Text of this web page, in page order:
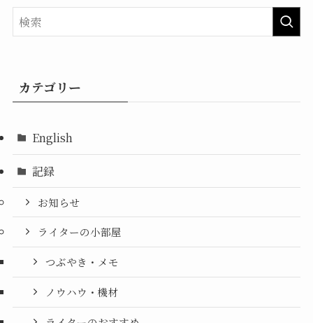
カテゴリー
English
記録
お知らせ
ライターの小部屋
つぶやき・メモ
ノウハウ・機材